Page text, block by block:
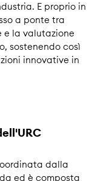
E proprio in
a ponte tra
e la valutazione
sostenendo così
innovative in
dalla
ed è composta